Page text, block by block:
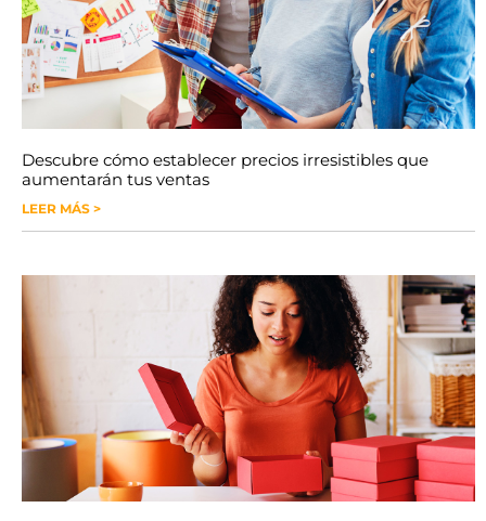
Descubre cómo establecer precios irresistibles que
aumentarán tus ventas
LEER MÁS >